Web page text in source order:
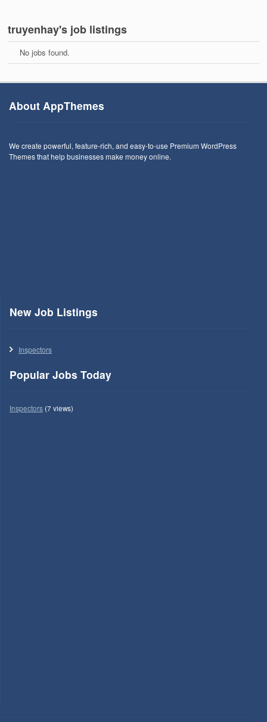
truyenhay's job listings
No jobs found.
About AppThemes
We create powerful, feature-rich, and easy-to-use Premium WordPress
Themes that help businesses make money online.
New Job Listings
Inspectors
Popular Jobs Today
Inspectors(7 views)